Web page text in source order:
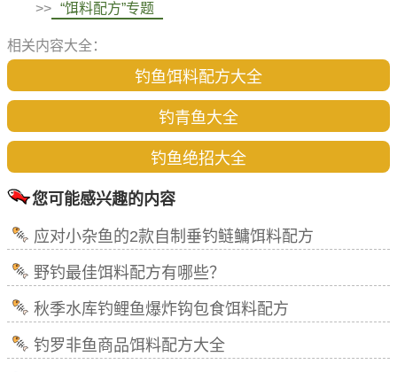
>> “饵料配方”专题
相关内容大全：
钓鱼饵料配方大全
钓青鱼大全
钓鱼绝招大全
您可能感兴趣的内容
应对小杂鱼的2款自制垂钓鲢鳙饵料配方
野钓最佳饵料配方有哪些？
秋季水库钓鲤鱼爆炸钩包食饵料配方
钓罗非鱼商品饵料配方大全